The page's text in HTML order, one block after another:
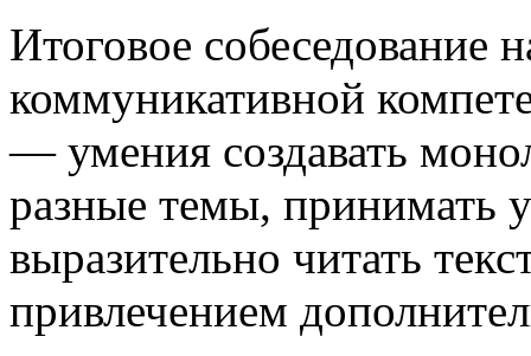
Итоговое собеседование
коммуникативной
— умения создавать
разные темы, принимать
выразительно читать
привлечением